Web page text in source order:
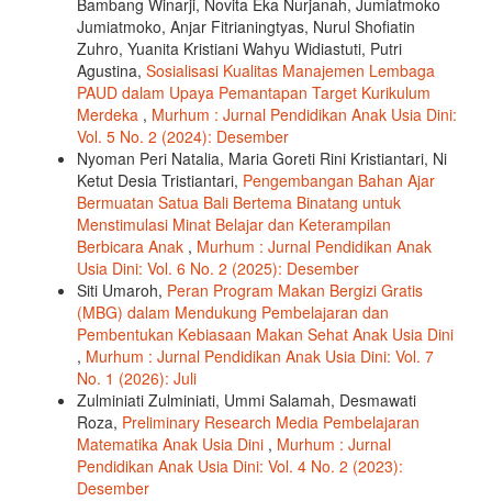
Bambang Winarji, Novita Eka Nurjanah, Jumiatmoko
Jumiatmoko, Anjar Fitrianingtyas, Nurul Shofiatin
Zuhro, Yuanita Kristiani Wahyu Widiastuti, Putri
Agustina, Sosialisasi Kualitas Manajemen Lembaga
PAUD dalam Upaya Pemantapan Target Kurikulum
Merdeka , Murhum : Jurnal Pendidikan Anak Usia Dini:
Vol. 5 No. 2 (2024): Desember
Nyoman Peri Natalia, Maria Goreti Rini Kristiantari, Ni
Ketut Desia Tristiantari, Pengembangan Bahan Ajar
Bermuatan Satua Bali Bertema Binatang untuk
Menstimulasi Minat Belajar dan Keterampilan
Berbicara Anak , Murhum : Jurnal Pendidikan Anak
Usia Dini: Vol. 6 No. 2 (2025): Desember
Siti Umaroh, Peran Program Makan Bergizi Gratis
(MBG) dalam Mendukung Pembelajaran dan
Pembentukan Kebiasaan Makan Sehat Anak Usia Dini
, Murhum : Jurnal Pendidikan Anak Usia Dini: Vol. 7
No. 1 (2026): Juli
Zulminiati Zulminiati, Ummi Salamah, Desmawati
Roza, Preliminary Research Media Pembelajaran
Matematika Anak Usia Dini , Murhum : Jurnal
Pendidikan Anak Usia Dini: Vol. 4 No. 2 (2023):
Desember